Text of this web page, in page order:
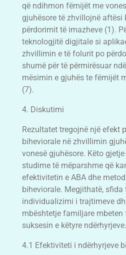
që ndihmon fëmijët me
gjuhësore të zhvillojnë aftësi
përdorimit të imazheve (1).
teknologjitë digjitale si
zhvillimin e të folurit po
shumë për të përmirësuar
mësimin e gjuhës te fëmijët
(7).
4. Diskutimi
Rezultatet tregojnë një efekt
biheviorale në zhvillimin
vonesë gjuhësore. Këto
studime të mëparshme që
efektivitetin e ABA dhe
biheviorale. Megjithatë, sfida
individualizimi i trajtimeve
mbështetje familjare mbeten
suksesin e këtyre ndërhyrjeve.
4.1 Efektiviteti i ndërhyrjeve